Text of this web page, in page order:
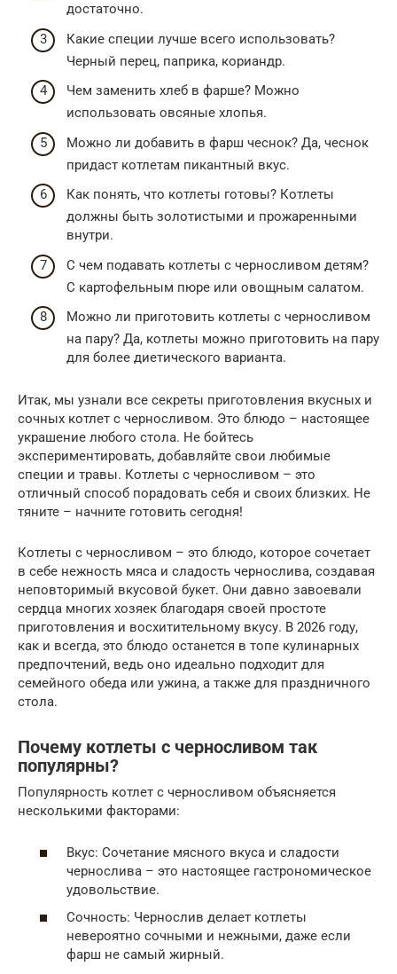
достаточно.
Какие специи лучше всего использовать?
Черный перец, паприка, кориандр.
Чем заменить хлеб в фарше? Можно
использовать овсяные хлопья.
Можно ли добавить в фарш чеснок? Да, чеснок
придаст котлетам пикантный вкус.
Как понять, что котлеты готовы? Котлеты
должны быть золотистыми и прожаренными
внутри.
С чем подавать котлеты с черносливом детям?
С картофельным пюре или овощным салатом.
Можно ли приготовить котлеты с черносливом
на пару? Да, котлеты можно приготовить на пару
для более диетического варианта.
Итак, мы узнали все секреты приготовления вкусных и
сочных котлет с черносливом. Это блюдо – настоящее
украшение любого стола. Не бойтесь
экспериментировать, добавляйте свои любимые
специи и травы. Котлеты с черносливом – это
отличный способ порадовать себя и своих близких. Не
тяните – начните готовить сегодня!
Котлеты с черносливом – это блюдо, которое сочетает
в себе нежность мяса и сладость чернослива, создавая
неповторимый вкусовой букет. Они давно завоевали
сердца многих хозяек благодаря своей простоте
приготовления и восхитительному вкусу. В 2026 году,
как и всегда, это блюдо останется в топе кулинарных
предпочтений, ведь оно идеально подходит для
семейного обеда или ужина, а также для праздничного
стола.
Почему котлеты с черносливом так
популярны?
Популярность котлет с черносливом объясняется
несколькими факторами:
Вкус: Сочетание мясного вкуса и сладости
чернослива – это настоящее гастрономическое
удовольствие.
Сочность: Чернослив делает котлеты
невероятно сочными и нежными, даже если
фарш не самый жирный.